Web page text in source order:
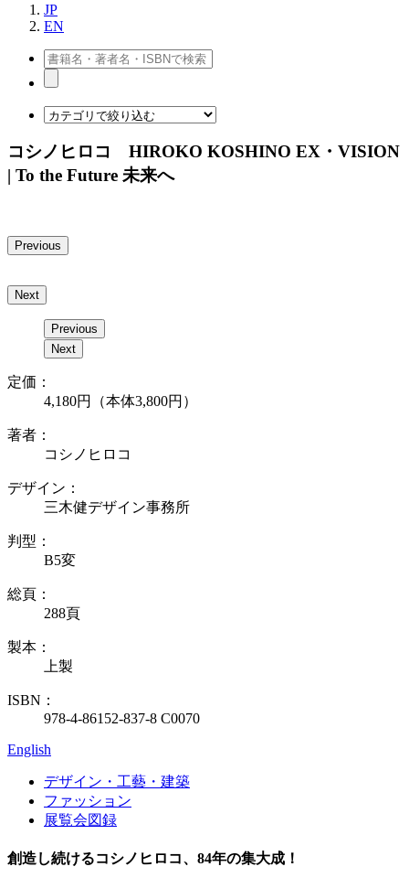
JP
EN
コシノヒロコ HIROKO KOSHINO EX・VISION
| To the Future 未来へ
Previous
Next
Previous
Next
定価：
4,180円（本体3,800円）
著者：
コシノヒロコ
デザイン：
三木健デザイン事務所
判型：
B5変
総頁：
288頁
製本：
上製
ISBN：
978-4-86152-837-8 C0070
English
デザイン・工藝・建築
ファッション
展覧会図録
創造し続けるコシノヒロコ、84年の集大成！